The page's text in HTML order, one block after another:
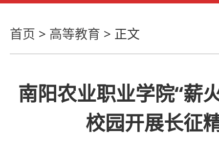
首页 > 高等教育 > 正文
南阳农业职业学院“薪
校园开展长征